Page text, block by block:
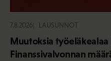
7.8.2026 LAUSUNNOT
Muutoksia työeläkealaa
Finanssivalvonnan